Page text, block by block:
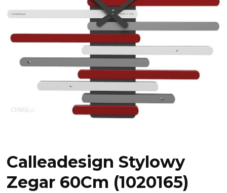
Calleadesign Stylowy
Zegar 60Cm (1020165)